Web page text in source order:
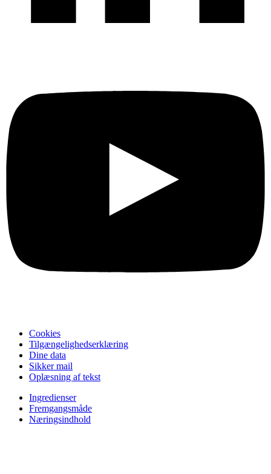
Cookies
Tilgængelighedserklæring
Dine data
Sikker mail
Oplæsning af tekst
Ingredienser
Fremgangsmåde
Næringsindhold